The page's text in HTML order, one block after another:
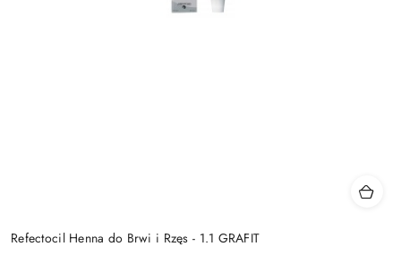
Refectocil Henna do Brwi i Rzęs - 1.1 GRAFIT